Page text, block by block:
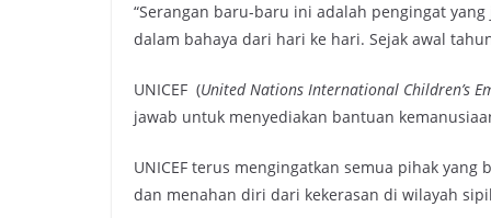
“Serangan baru-baru ini adalah pengingat
dalam bahaya dari hari ke hari. Sejak awal
UNICEF (United Nations International Children’s
jawab untuk menyediakan bantuan
UNICEF terus mengingatkan semua pihak
dan menahan diri dari kekerasan di wilayah